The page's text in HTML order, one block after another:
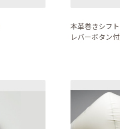
本革巻きシフ
レバーボタン付